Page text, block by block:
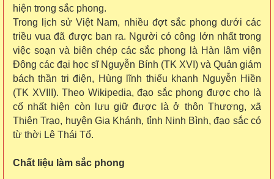
hiện trong sắc phong.
Trong lịch sử Việt Nam, nhiều đợt sắc phong dưới các
triều vua đã được ban ra. Người có công lớn nhất trong
việc soạn và biên chép các sắc phong là Hàn lâm viện
Đông các đại học sĩ Nguyễn Bính (TK XVI) và Quản giám
bách thần tri điện, Hùng lĩnh thiếu khanh Nguyễn Hiền
(TK XVIII). Theo Wikipedia, đạo sắc phong được cho là
cố nhất hiện còn lưu giữ được là ở thôn Thượng, xã
Thiên Trạo, huyện Gia Khánh, tỉnh Ninh Bình, đạo sắc có
từ thời Lê Thái Tổ.
Chất liệu làm sắc phong